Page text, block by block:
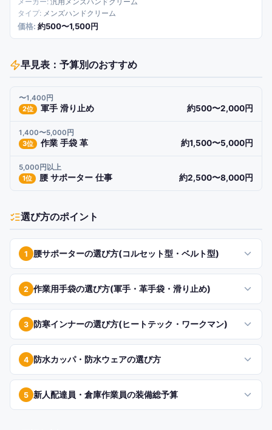
メンズハンドクリーム
約500〜1,500円
早見表：予算別のおすすめ
〜1,400円
2位 軍手 滑り止め 約500〜2,000円
1,400〜5,000円
3位 作業 手袋 革 約1,500〜5,000円
5,000円以上
1位 腰 サポーター 仕事 約2,500〜8,000円
選び方のポイント
1 腰サポーターの選び方(コルセット型・ベルト型)
2 作業用手袋の選び方(軍手・革手袋・滑り止め)
3 防寒インナーの選び方(ヒートテック・ワークマン)
4 防水カッパ・防水ウェアの選び方
5 新人配達員・倉庫作業員の装備総予算